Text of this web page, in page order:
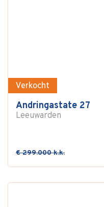
Verkocht
Andringastate 27
Leeuwarden
€ 299.000 k.k.